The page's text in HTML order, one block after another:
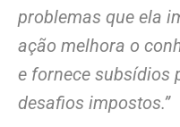
problemas que ela
ação melhora o
e fornece subsídios
desafios impostos.”